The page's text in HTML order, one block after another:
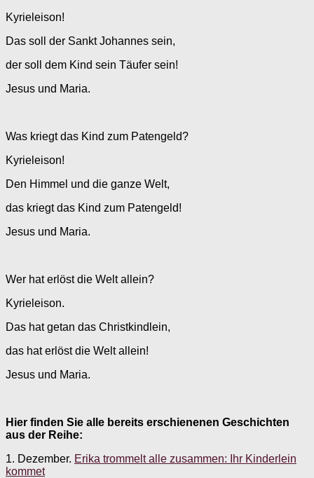
Kyrieleison!
Das soll der Sankt Johannes sein,
der soll dem Kind sein Täufer sein!
Jesus und Maria.
Was kriegt das Kind zum Patengeld?
Kyrieleison!
Den Himmel und die ganze Welt,
das kriegt das Kind zum Patengeld!
Jesus und Maria.
Wer hat erlöst die Welt allein?
Kyrieleison.
Das hat getan das Christkindlein,
das hat erlöst die Welt allein!
Jesus und Maria.
Hier finden Sie alle bereits erschienenen Geschichten
aus der Reihe:
1. Dezember. Erika trommelt alle zusammen: Ihr Kinderlein
kommet